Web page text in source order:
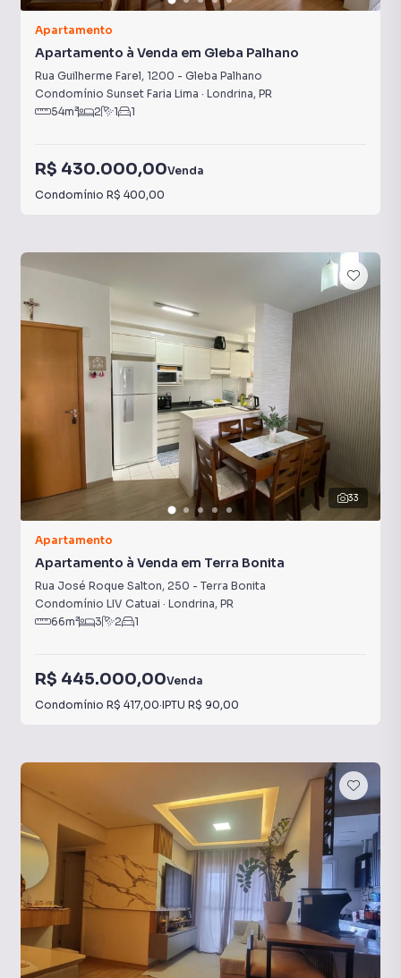
Apartamento
Apartamento à Venda em Gleba Palhano
Rua Guilherme Farel, 1200 - Gleba Palhano
Condomínio Sunset Faria Lima · Londrina, PR
54m² 2 1 1
R$ 430.000,00Venda
Condomínio R$ 400,00
33
Apartamento
Apartamento à Venda em Terra Bonita
Rua José Roque Salton, 250 - Terra Bonita
Condomínio LIV Catuai · Londrina, PR
66m² 3 2 1
R$ 445.000,00Venda
Condomínio R$ 417,00·IPTU R$ 90,00